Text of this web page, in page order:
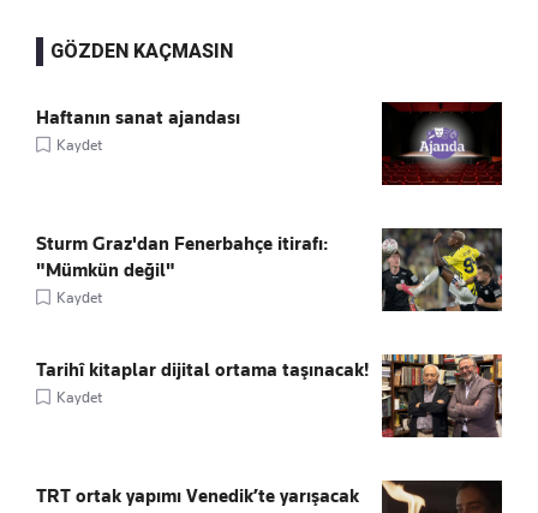
GÖZDEN KAÇMASIN
Haftanın sanat ajandası
Kaydet
Sturm Graz'dan Fenerbahçe itirafı:
"Mümkün değil"
Kaydet
Tarihî kitaplar dijital ortama taşınacak!
Kaydet
TRT ortak yapımı Venedik’te yarışacak